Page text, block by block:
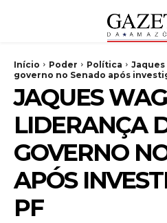
Início Poder Política
governo no Senado após
JAQUES
LIDERANÇA
GOVERNO
APÓS
PF